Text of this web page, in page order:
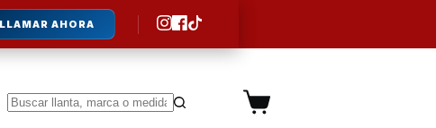
LLAMAR AHORA
Carro